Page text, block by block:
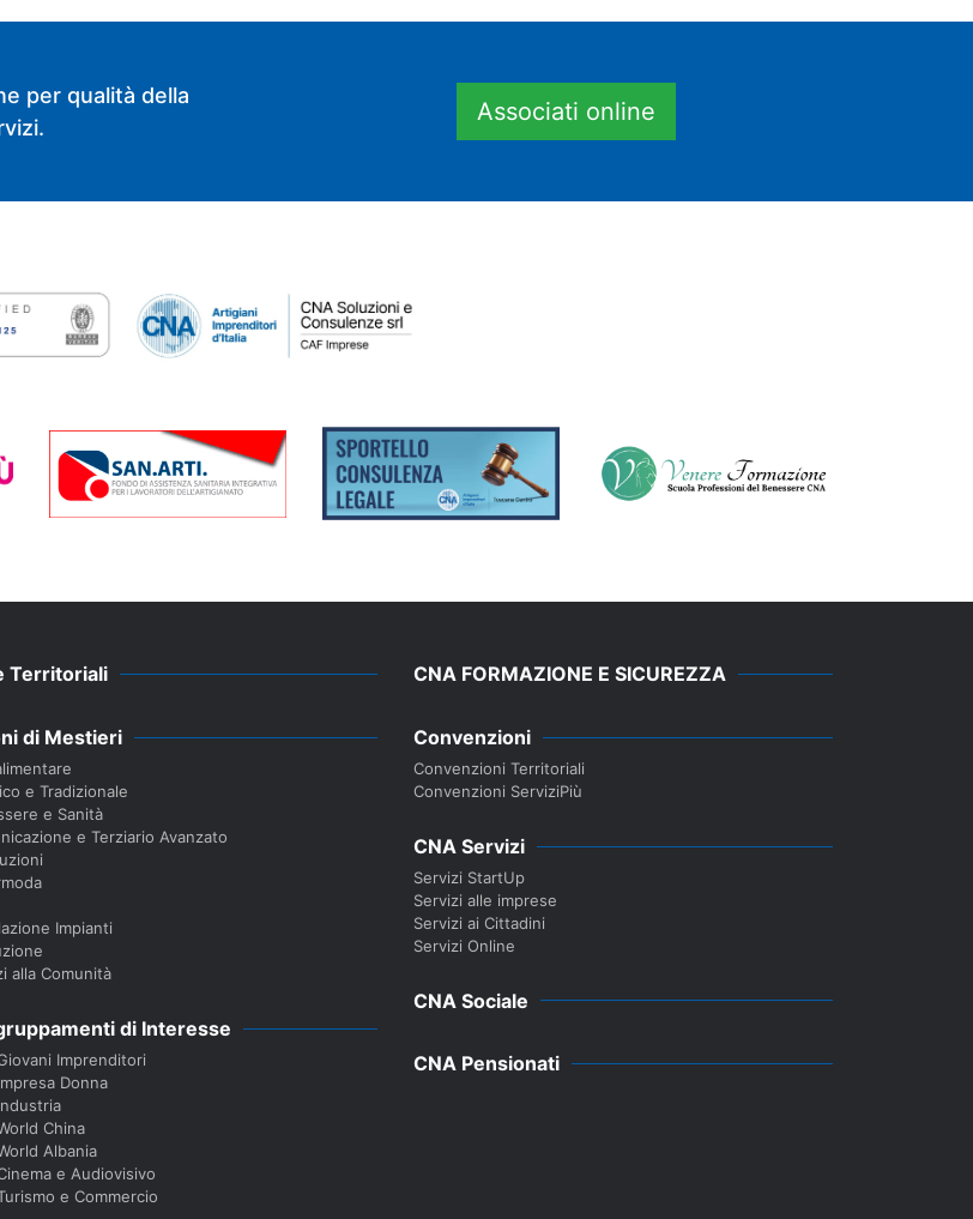
per qualità della
Associati online
Territoriali
di Mestieri
e Tradizionale
e Sanità
e Terziario Avanzato
Impianti
alla Comunità
di Interesse
Imprenditori
Donna
China
Albania
e Audiovisivo
e Commercio
CNA FORMAZIONE E SICUREZZA
Convenzioni
Convenzioni Territoriali
Convenzioni ServiziPiù
CNA Servizi
Servizi StartUp
Servizi alle imprese
Servizi ai Cittadini
Servizi Online
CNA Sociale
CNA Pensionati